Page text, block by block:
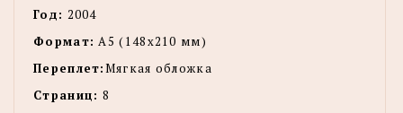
Год: 2004
Формат: А5 (148x210 мм)
Переплет:Мягкая обложка
Страниц: 8